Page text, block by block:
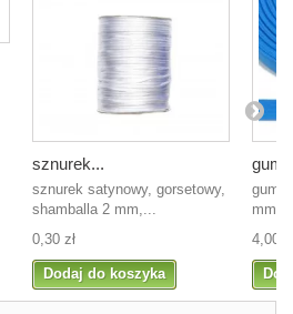
sznurek...
sznurek satynowy, gorsetowy,
shamballa 2 mm,...
0,30 zł
Dodaj do koszyka
guma
mm,
4,00